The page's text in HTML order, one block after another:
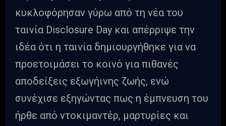
κυκλοφόρησαν γύρω από τη νέα του
ταινία Disclosure Day και απέρριψε την
ιδέα ότι η ταινία δημιουργήθηκε για να
προετοιμάσει το κοινό για πιθανές
αποδείξεις εξωγήινης ζωής, ενώ
συνέχισε εξηγώντας πως η έμπνευση του
ήρθε από ντοκιμαντέρ, μαρτυρίες και